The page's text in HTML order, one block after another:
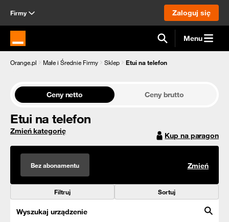
Firmy Zaloguj się
Strona główna Orange.pl Menu
Orange.pl Małe i Średnie Firmy Sklep Etui na telefon
Ceny netto Ceny brutto
Etui na telefon
Zmień kategorię Kup na paragon
Bez abonamentu Zmień
Filtruj Sortuj
Wyszukaj urządzenie